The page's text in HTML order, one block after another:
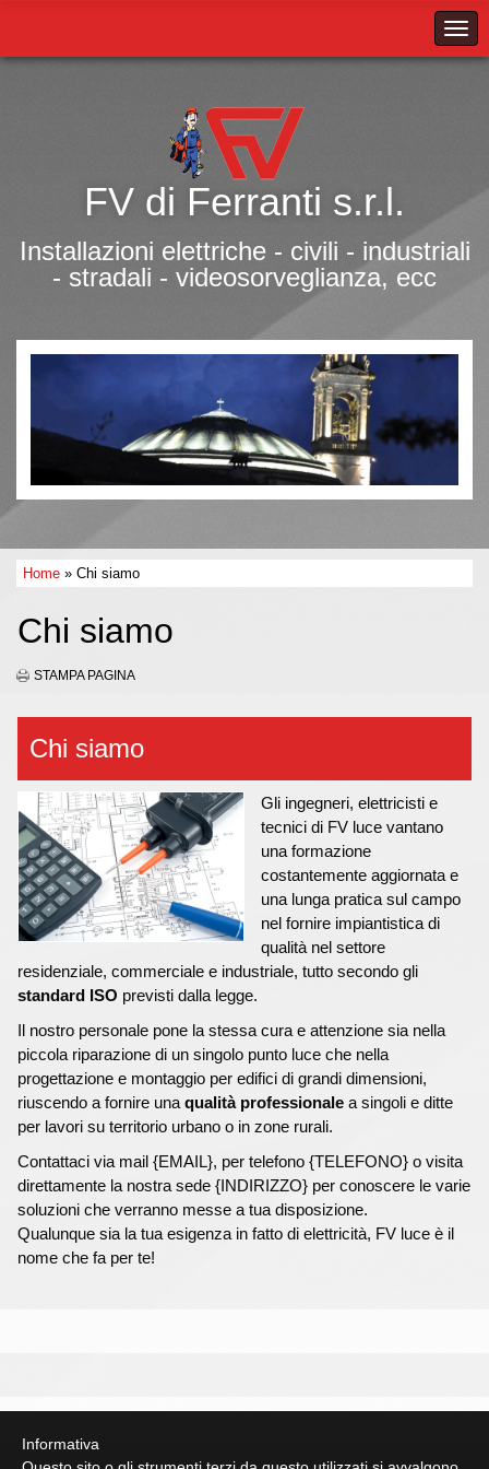
FV di Ferranti s.r.l.
Installazioni elettriche - civili - industriali
- stradali - videosorveglianza, ecc
Home » Chi siamo
Chi siamo
STAMPA PAGINA
Chi siamo
Gli ingegneri, elettricisti e
tecnici di FV luce vantano
una formazione
costantemente aggiornata e
una lunga pratica sul campo
nel fornire impiantistica di
qualità nel settore
residenziale, commerciale e industriale, tutto secondo gli
standard ISO previsti dalla legge.
Il nostro personale pone la stessa cura e attenzione sia nella
piccola riparazione di un singolo punto luce che nella
progettazione e montaggio per edifici di grandi dimensioni,
riuscendo a fornire una qualità professionale a singoli e ditte
per lavori su territorio urbano o in zone rurali.
Contattaci via mail {EMAIL}, per telefono {TELEFONO} o visita
direttamente la nostra sede {INDIRIZZO} per conoscere le varie
soluzioni che verranno messe a tua disposizione.
Qualunque sia la tua esigenza in fatto di elettricità, FV luce è il
nome che fa per te!
Informativa